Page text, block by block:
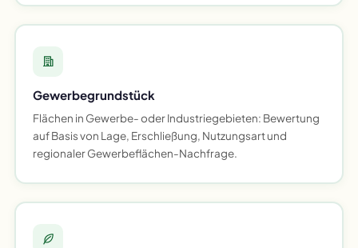
Gewerbegrundstück
Flächen in Gewerbe- oder Industriegebieten: Bewertung
auf Basis von Lage, Erschließung, Nutzungsart und
regionaler Gewerbeflächen-Nachfrage.